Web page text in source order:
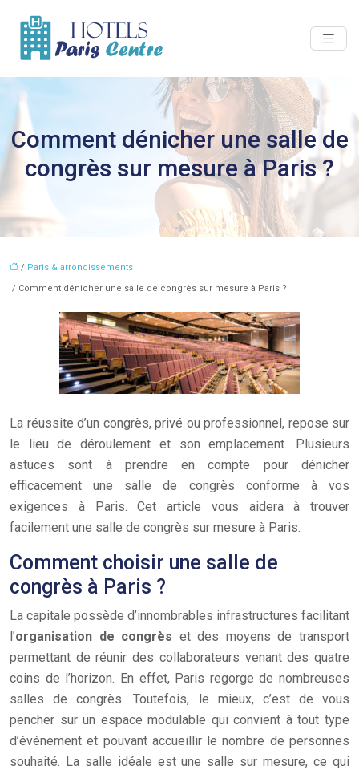
Comment dénicher une salle de
congrès sur mesure à Paris ?
/ Paris & arrondissements
/ Comment dénicher une salle de congrès sur mesure à Paris ?
La réussite d’un congrès, privé ou professionnel, repose sur
le lieu de déroulement et son emplacement. Plusieurs
astuces sont à prendre en compte pour dénicher
efficacement une salle de congrès conforme à vos
exigences à Paris. Cet article vous aidera à trouver
facilement une salle de congrès sur mesure à Paris.
Comment choisir une salle de
congrès à Paris ?
La capitale possède d’innombrables infrastructures facilitant
l’organisation de congrès et des moyens de transport
permettant de réunir des collaborateurs venant des quatre
coins de l’horizon. En effet, Paris regorge de nombreuses
salles de congrès. Toutefois, le mieux, c’est de vous
pencher sur un espace modulable qui convient à tout type
d’événement et pouvant accueillir le nombre de personnes
souhaité. La salle idéale est une salle sur mesure, ce qui